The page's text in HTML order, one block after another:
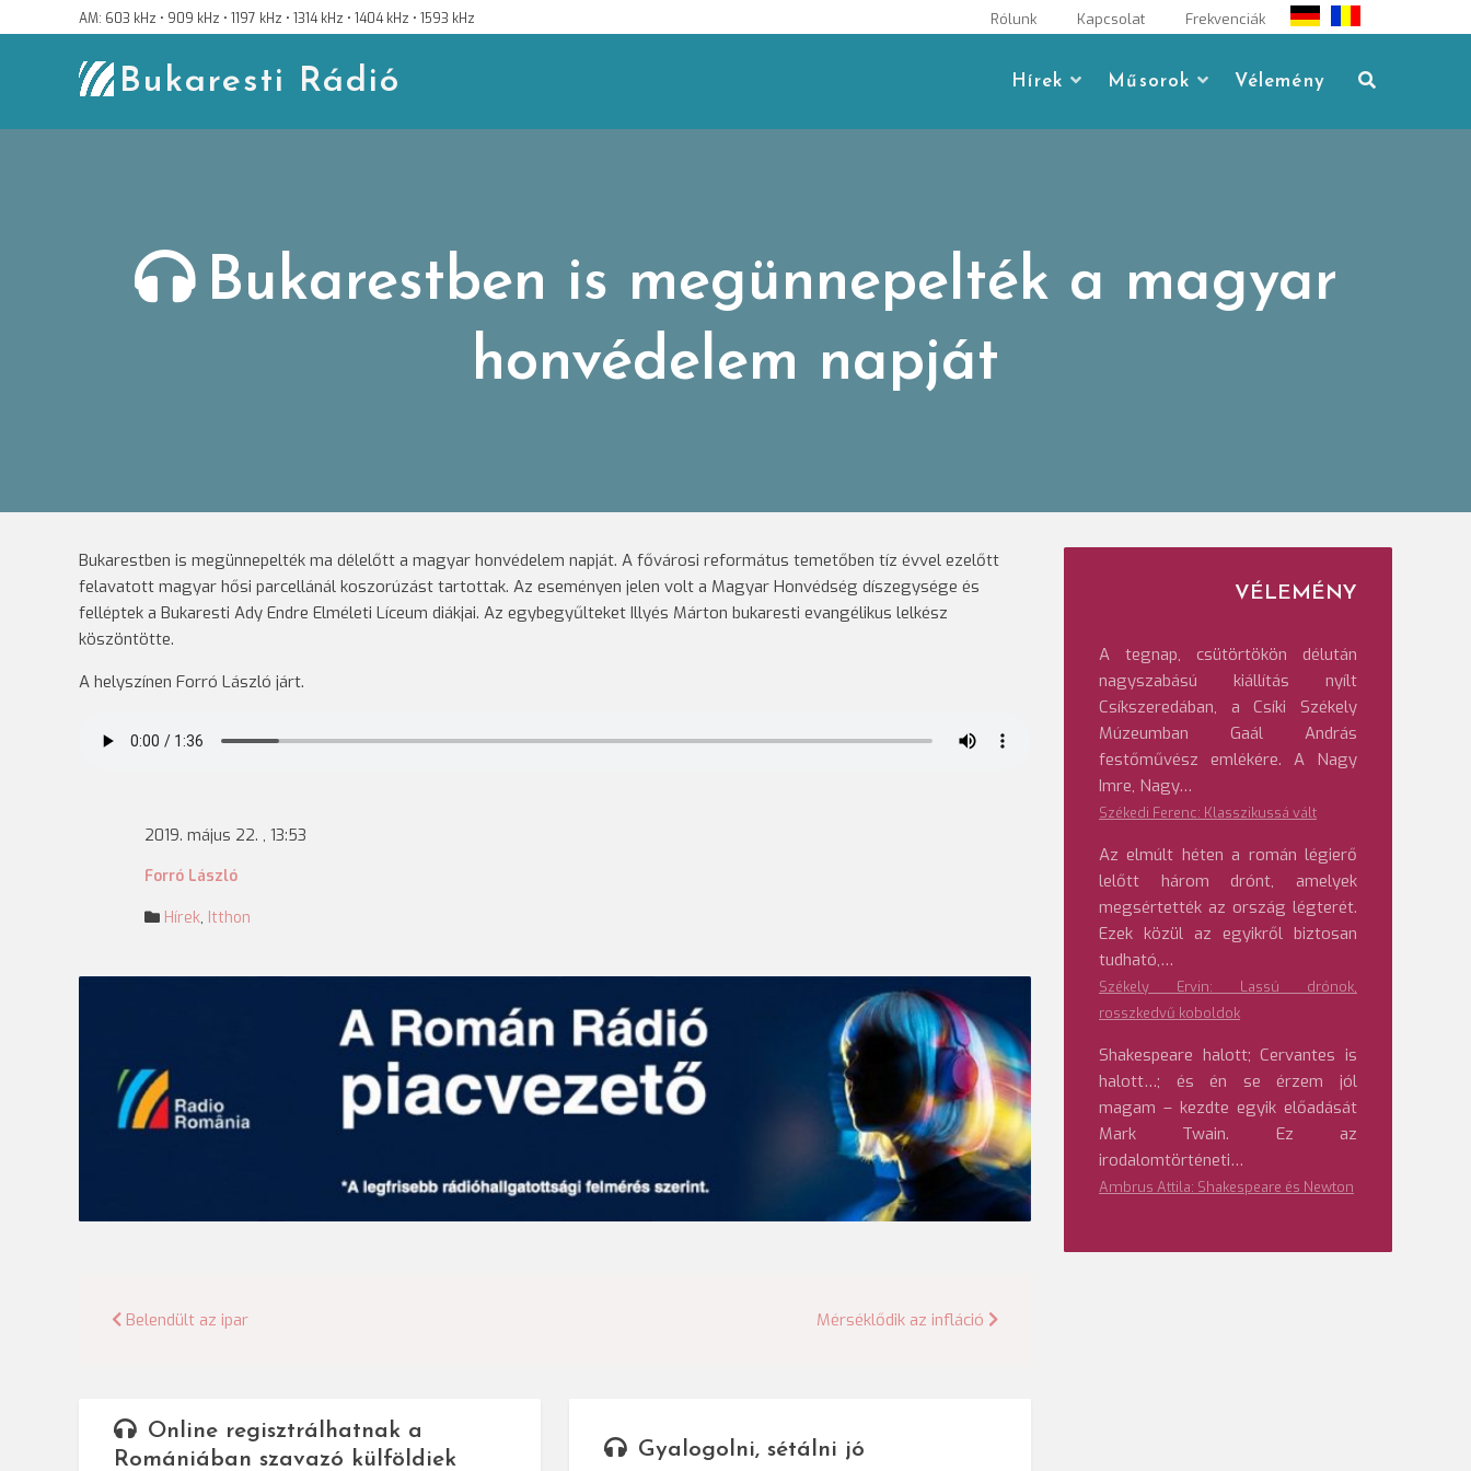
to
AM: 603 kHz • 909 kHz • 1197 kHz • 1314 kHz • 1404 kHz • 1593 kHz Rólunk Kapcsolat Frekvenciák
Bukaresti Rádió Hírek Műsorok Vélemény
Bukarestben is megünnepelték a magyar
honvédelem napját
Bukarestben is megünnepelték ma délelőtt a magyar honvédelem napját. A fővárosi református temetőben tíz évvel ezelőtt
felavatott magyar hősi parcellánál koszorúzást tartottak. Az eseményen jelen volt a Magyar Honvédség díszegysége és
felléptek a Bukaresti Ady Endre Elméleti Líceum diákjai. Az egybegyűlteket Illyés Márton bukaresti evangélikus lelkész
köszöntötte.
A helyszínen Forró László járt.
2019. május 22. , 13:53
Forró László
Hírek, Itthon
Bejegyzés
Belendült az ipar Mérséklődik az infláció
Online regisztrálhatnak a
Romániában szavazó külföldiek
Gyalogolni, sétálni jó
VÉLEMÉNY
A tegnap, csütörtökön délután
nagyszabású kiállítás nyílt
Csíkszeredában, a Csíki Székely
Múzeumban Gaál András
festőművész emlékére. A Nagy
Imre, Nagy…
Székedi Ferenc: Klasszikussá vált
Az elmúlt héten a román légierő
lelőtt három drónt, amelyek
megsértették az ország légterét.
Ezek közül az egyikről biztosan
tudható,…
Székely Ervin: Lassú drónok,
rosszkedvű koboldok
Shakespeare halott; Cervantes is
halott…; és én se érzem jól
magam – kezdte egyik előadását
Mark Twain. Ez az
irodalomtörténeti…
Ambrus Attila: Shakespeare és Newton